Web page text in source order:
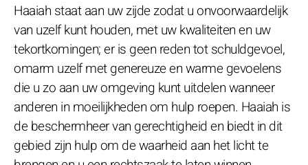
Haaiah staat aan uw zijde zodat u onvoorwaardelijk
van uzelf kunt houden, met uw kwaliteiten en uw
tekortkomingen; er is geen reden tot schuldgevoel,
omarm uzelf met genereuze en warme gevoelens
die u zo aan uw omgeving kunt uitdelen wanneer
anderen in moeilijkheden om hulp roepen. Haaiah is
de beschermheer van gerechtigheid en biedt in dit
gebied zijn hulp om de waarheid aan het licht te